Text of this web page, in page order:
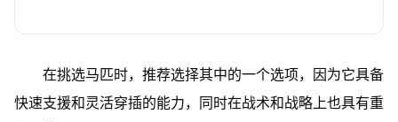
在挑选马匹时，推荐选择其中的一个选项，因为它具备
快速支援和灵活穿插的能力，同时在战术和战略上也具有重